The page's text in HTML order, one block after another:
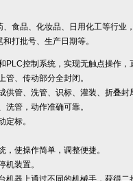
品、化妆品、日用化工等行业，
打批号、生产日期等。
PLC控制系统，实现无触点操作，
管、传动部分全封闭。
供管、洗管、识标、灌装、折叠封
洗管，动作准确可靠。
定标。
，使操作简单，调整便捷。
机装置。
机器上通过不同的机械手，获得二